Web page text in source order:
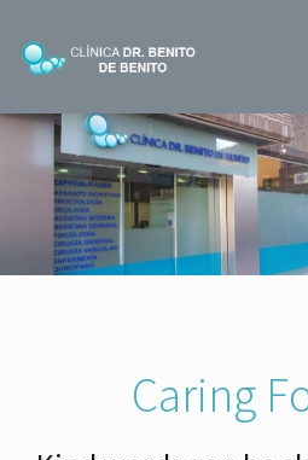
content
CLINICA BDB
¿QUÉ HACEMOS?
Caring